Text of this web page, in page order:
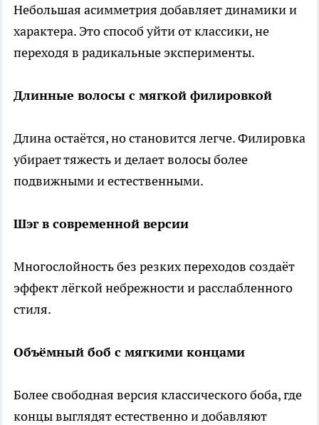
Небольшая асимметрия добавляет динамики и
характера. Это способ уйти от классики, не
переходя в радикальные эксперименты.
Длинные волосы с мягкой филировкой
Длина остаётся, но становится легче. Филировка
убирает тяжесть и делает волосы более
подвижными и естественными.
Шэг в современной версии
Многослойность без резких переходов создаёт
эффект лёгкой небрежности и расслабленного
стиля.
Объёмный боб с мягкими концами
Более свободная версия классического боба, где
концы выглядят естественно и добавляют